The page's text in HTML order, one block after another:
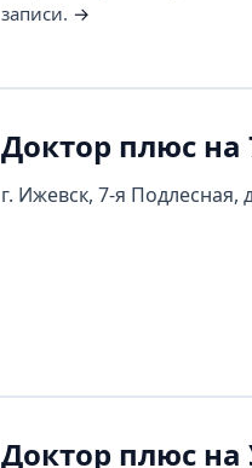
записи. →
Доктор плюс на
г. Ижевск, 7-я Подлесная,
Доктор плюс на